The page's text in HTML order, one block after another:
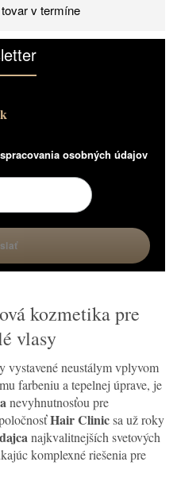
v termíne
osobných údajov
kozmetika pre
vlasy
vystavené neustálym vplyvom
farbeniu a tepelnej úprave, je
nevyhnutnosťou pre
Hair Clinicsa už roky
najkvalitnejších svetových
komplexné riešenia pre